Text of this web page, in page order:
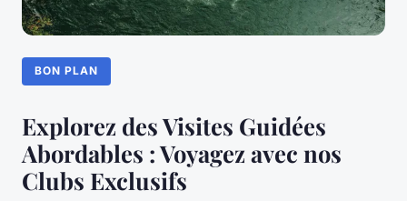
BON PLAN
Explorez des Visites Guidées
Abordables : Voyagez avec nos
Clubs Exclusifs